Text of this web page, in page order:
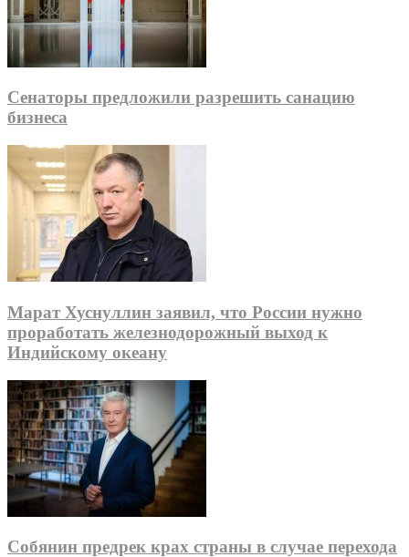
Сенаторы предложили разрешить санацию
бизнеса
Марат Хуснуллин заявил, что России нужно
проработать железнодорожный выход к
Индийскому океану
Собянин предрек крах страны в случае перехода